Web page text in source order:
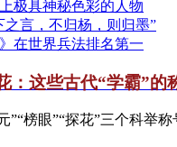
极具神秘色彩的人物
之言，不归杨，则归墨”
在世界兵法排名第一
：这些古代“学霸”的
”“榜眼”“探花”三个科举